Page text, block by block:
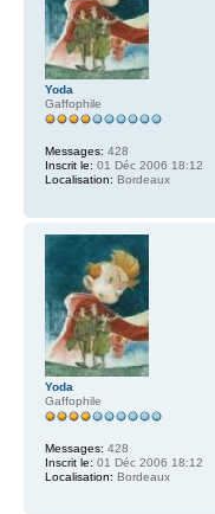
Yoda
Gaffophile
Messages: 428
Inscrit le: 01 Déc 2006 18:12
Localisation: Bordeaux
Yoda
Gaffophile
Messages: 428
Inscrit le: 01 Déc 2006 18:12
Localisation: Bordeaux